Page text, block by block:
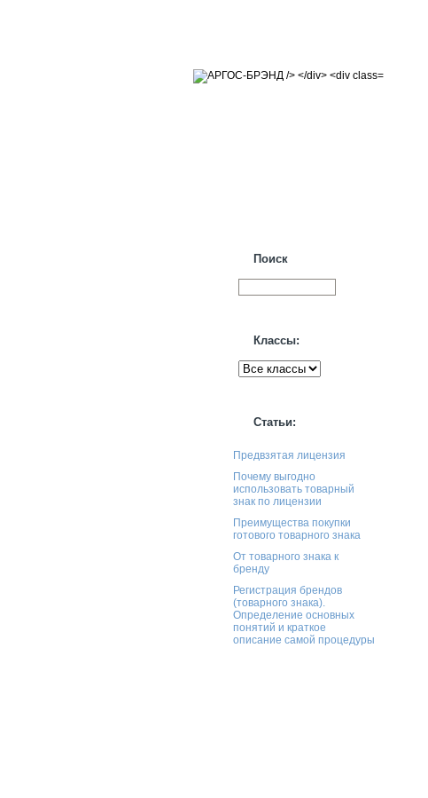
Поиск
Классы:
Статьи:
Предвзятая лицензия
Почему выгодно
использовать товарный
знак по лицензии
Преимущества покупки
готового товарного знака
От товарного знака к
бренду
Регистрация брендов
(товарного знака).
Определение основных
понятий и краткое
описание самой процедуры